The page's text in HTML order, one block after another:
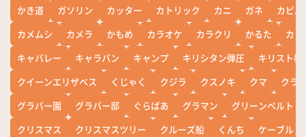
かき道
ガソリン カッター カトリック カニ ガネ
カピバ
カメムシ
カメラ かもめ カラオケ カラクリ かるた
カレ
キャバレー
キャラバン キャンプ キリシタン弾圧
キリスト教
クイーンエリザベス
くじゃく クジラ クスノキ クマ
クラ
グラバー園
グラバー邸 ぐらばあ グラマン
グリーンベルト
クリスマス
クリスマスツリー クルーズ船 くんち
ケーブル